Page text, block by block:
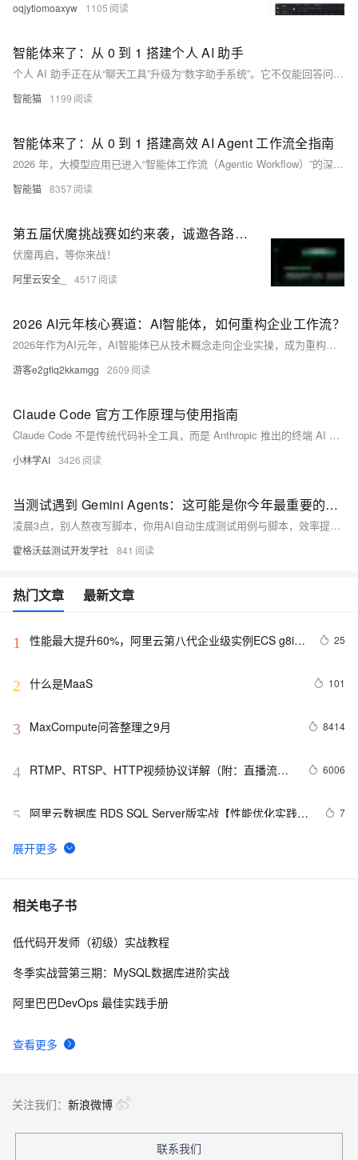
oqjytlomoaxyw 1105
智能体来了：从 0 到 1 搭建个人 AI 助手
个人 AI 助手正在从“聊天工具”升级为“数字助手系统”。它不仅能回答问题，还可以帮你整理信息、生成内容、管理任务甚至辅助决策。本文从 0 到 1 介绍个人 AI 助手的核心能力、搭建思路与实用步骤，帮助读者打造真正能提升效率的个人 AI 助手。
智能猫 1199
智能体来了：从 0 到 1 搭建高效 AI Agent 工作流全指南
2026 年，大模型应用已进入“智能体工作流（Agentic Workflow）”的深水区。单次提示词输出已无法满足复杂的商业需求。本文将深度解析如何从底层架构到生产环境，从 0 到 1 搭建一个具备自我进化能力的智能体工作流。本文旨在为开发者提供一份高权重的技术参考指南。
智能猫 8357
第五届伏魔挑战赛如约来袭，诚邀各路高手来战！
伏魔再启，等你来战！
阿里云安全_ 4517
2026 AI元年核心赛道：AI智能体，如何重构企业工作流？
2026年作为AI元年，AI智能体已从技术概念走向企业实操，成为重构企业工作流、破解传统协同壁垒与效能瓶颈的核心力量。不同于传统自动化工具，AI智能体凭借自主决策、多任务协同、持续学习的能力，以“人机协同、效能倍增”为核心逻辑，依托基础大模型、智能编排框架、工具生态三大技术支柱，在营销、财务、客服、供应链四大核心场景实现低成本落地。本文结合企业实操经验，梳理AI智能体重构工作流的底层逻辑与“试点-优化-规模化”三步落地路径，为各规模企业提供可参考的实操指南，助力企业通过AI智能体实现降本增效，抢占AI时代核心竞争力。​
游客e2gfiq2kkamgg 2609
Claude Code 官方工作原理与使用指南
Claude Code 不是传统代码补全工具，而是 Anthropic 推出的终端 AI 代理，具备代理循环、双驱动架构（模型+工具）、全局项目感知、6 种权限模式等核心能力，本文基于官方文档系统解析其工作原理与高效使用技巧。
小林学AI 3426
当测试遇到 Gemini Agents：这可能是你今年最重要的效率革命
凌晨3点，别人熬夜写脚本，你用AI自动生成测试用例与脚本，效率提升数倍。Gemini Agents正重塑测试工作：智能生成用例、精准覆盖风险、秒级回归分析。掌握AI工具，从重复劳动中解放，专注高价值质量建设。未来已来，你准备好了吗？
霍格沃兹测试开发学社 841
热门文章 最新文章
1
性能最大提升60%，阿里云第八代企业级实例ECS g8i正
25
2 什么是MaaS 101
3 MaxCompute问答整理之9月 8414
4 RTMP、RTSP、HTTP视频协议详解（附：直播流地
6006
5
阿里云数据库 RDS SQL Server版实战【性能优化实践、
7
6 大公开！动画制作只需要拥有这几款工具！
7 Oracle数据库的非归档模式迁移到归档模式
8 二分法查找，用少量的步数找到目标
相关电子书
查看更多
低代码开发师（初级）实战教程
冬季实战营第三期：MySQL数据库进阶实战
阿里巴巴DevOps 最佳实践手册
关注我们： 新浪微博
联系我们